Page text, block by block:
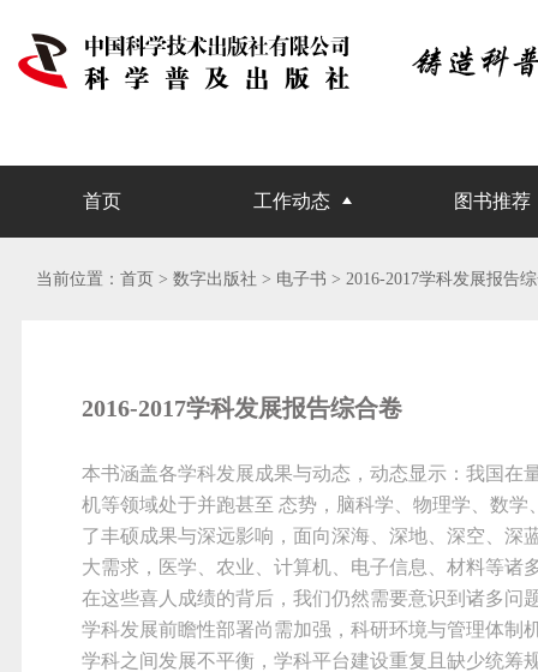
首页 工作动态 图书推荐
当前位置： 首页 > 数字出版社 > 电子书 > 2016-2017学科发展报告
2016-2017学科发展报告综合卷
本书涵盖各学科发展成果与动态，动态显示：我国在
机等领域处于并跑甚至 态势，脑科学、物理学、数
了丰硕成果与深远影响，面向深海、深地、深空、深
大需求，医学、农业、计算机、电子信息、材料等诸
在这些喜人成绩的背后，我们仍然需要意识到诸多问
学科发展前瞻性部署尚需加强，科研环境与管理体制
学科之间发展不平衡，学科平台建设重复且缺少统筹